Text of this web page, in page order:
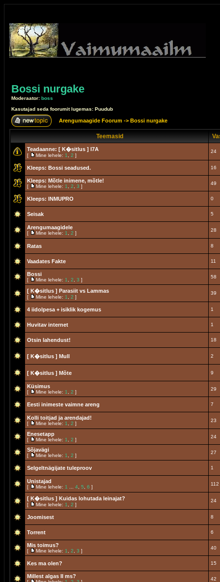
Bossi nurgake
Moderaator: boss
Kasutajad seda foorumit lugemas: Puudub
Arengumaagide Foorum -> Bossi nurgake
Teemasid
Teadaanne: [ K�sitlus ] I7A
[ Mine lehele: 1 2 ]
24
Kleeps: Bossi seadused. 16
Kleeps: Mõtle inimene, mõtle!
[ Mine lehele: 1 2 3 ]
49
Kleeps: INMUPRO 0
Seisak 5
Arengumaagidele
[ Mine lehele: 1 2 ]
28
Ratas 8
Vaadates Fakte 11
Bossi
[ Mine lehele: 1 2 3 ]
58
[ K�sitlus ] Parasiit vs Lammas
[ Mine lehele: 1 2 ]
39
4 iidolpesa + isiklik kogemus 1
Huvitav internet 1
Otsin lahendust! 18
[ K�sitlus ] Mull 2
[ K�sitlus ] Mõte 9
Küsimus
[ Mine lehele: 1 2 ]
29
Eesti inimeste vaimne areng 7
Kolli toitjad ja arendajad!
[ Mine lehele: 1 2 ]
23
Enesetapp
[ Mine lehele: 1 2 ]
24
Sõjavägi
[ Mine lehele: 1 2 ]
27
Selgeltnägijate tuleproov 1
Unistajad
[ Mine lehele: 1 4 5 6 ]
112
[ K�sitlus ] Kuidas lohutada leinajat?
[ Mine lehele: 1 2 ]
24
Joomisest 8
Torrent 6
Mis toimus?
[ Mine lehele: 1 2 3 ]
40
Kes ma olen? 15
Millest algas II ms? 42